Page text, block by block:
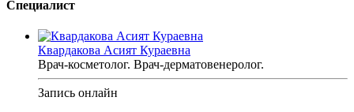
Специалист
Квардакова Асият Кураевна
Врач-косметолог. Врач-дерматовенеролог.
Запись онлайн